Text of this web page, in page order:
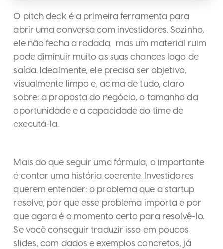
O pitch deck é a primeira ferramenta para
abrir uma conversa com investidores. Sozinho,
ele não fecha a rodada, mas um material ruim
pode diminuir muito as suas chances logo de
saída. Idealmente, ele precisa ser objetivo,
visualmente limpo e, acima de tudo, claro
sobre: a proposta do negócio, o tamanho da
oportunidade e a capacidade do time de
executá-la.
Mais do que seguir uma fórmula, o importante
é contar uma história coerente. Investidores
querem entender: o problema que a startup
resolve, por que esse problema importa e por
que agora é o momento certo para resolvê-lo.
Se você conseguir traduzir isso em poucos
slides, com dados e exemplos concretos, já